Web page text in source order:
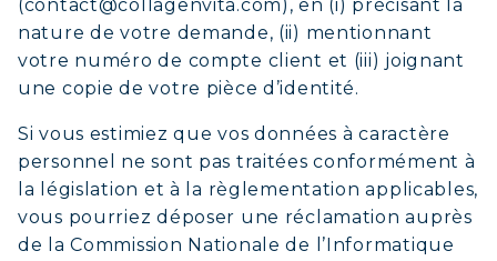
(contact@collagenvita.com), en (i) précisant la
nature de votre demande, (ii) mentionnant
votre numéro de compte client et (iii) joignant
une copie de votre pièce d’identité.
Si vous estimiez que vos données à caractère
personnel ne sont pas traitées conformément à
la législation et à la règlementation applicables,
vous pourriez déposer une réclamation auprès
de la Commission Nationale de l’Informatique